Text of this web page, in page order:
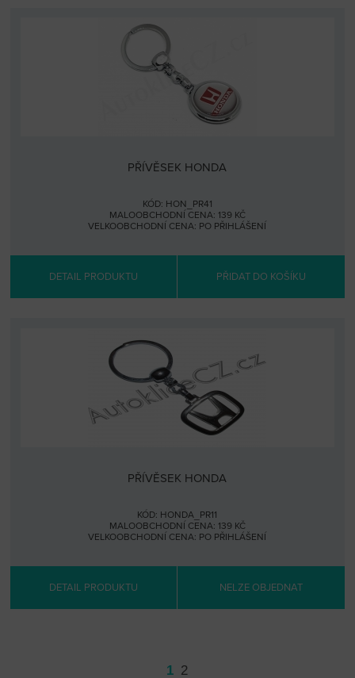
PŘÍVĚSEK HONDA
KÓD: HON_PR41
MALOOBCHODNÍ CENA: 139 KČ
VELKOOBCHODNÍ CENA: PO PŘIHLÁŠENÍ
DETAIL PRODUKTU PŘIDAT DO KOŠÍKU
PŘÍVĚSEK HONDA
KÓD: HONDA_PR11
MALOOBCHODNÍ CENA: 139 KČ
VELKOOBCHODNÍ CENA: PO PŘIHLÁŠENÍ
DETAIL PRODUKTU NELZE OBJEDNAT
1 2